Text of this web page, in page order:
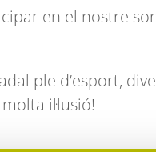
en el nostre
ple d’esport,
il·lusió!